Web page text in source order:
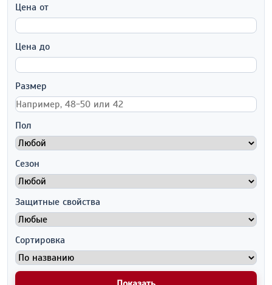
Цена от
Цена до
Размер
Пол
Сезон
Защитные свойства
Сортировка